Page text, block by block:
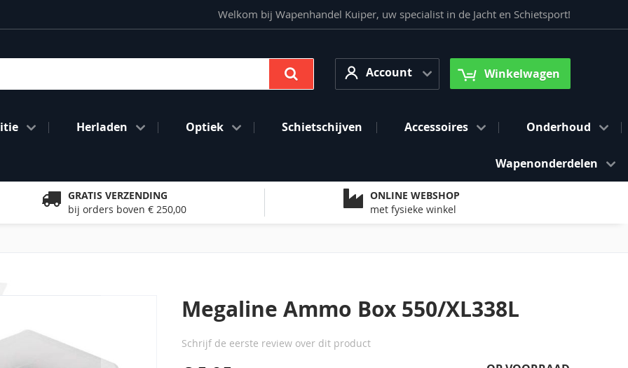
Welkom bij Wapenhandel Kuiper, uw specialist in de Jacht en Schietsport!
AccountAccount Winkelwagen
Herladen Optiek Schietschijven Accessoires Onderhoud
Wapenonderdelen
GRATIS VERZENDING
bij orders boven € 250,00
ONLINE WEBSHOP
met fysieke winkel
Megaline Ammo Box 550/XL338L
Schrijf de eerste review over dit product